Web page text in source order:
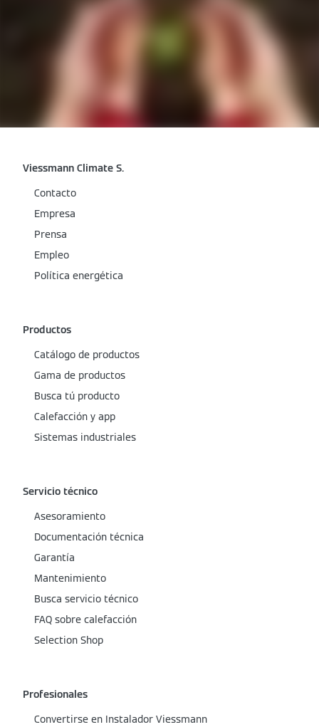
Viessmann Climate S.
Contacto
Empresa
Prensa
Empleo
Política energética
Productos
Catálogo de productos
Gama de productos
Busca tú producto
Calefacción y app
Sistemas industriales
Servicio técnico
Asesoramiento
Documentación técnica
Garantía
Mantenimiento
Busca servicio técnico
FAQ sobre calefacción
Selection Shop
Profesionales
Convertirse en Instalador Viessmann